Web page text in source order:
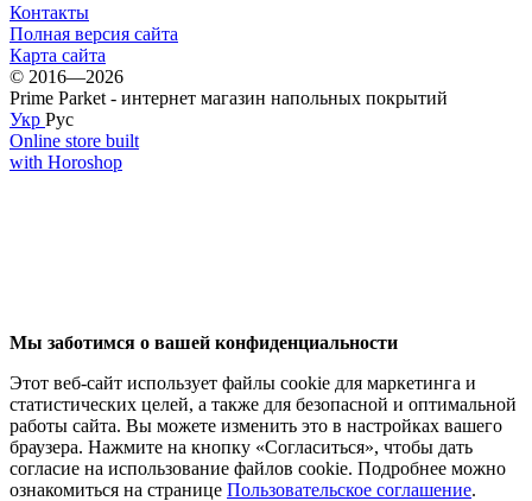
Контакты
Полная версия сайта
Карта сайта
© 2016—2026
Prime Parket - интернет магазин напольных покрытий
Укр Рус
Online store built
with Horoshop
Мы заботимся о вашей конфиденциальности
Этот веб-сайт использует файлы cookie для маркетинга и
статистических целей, а также для безопасной и оптимальной
работы сайта. Вы можете изменить это в настройках вашего
браузера. Нажмите на кнопку «Согласиться», чтобы дать
согласие на использование файлов cookie. Подробнее можно
ознакомиться на странице Пользовательское соглашение.